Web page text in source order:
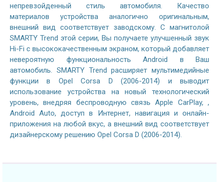
непревзойденный стиль автомобиля. Качество
материалов устройства аналогично оригинальным,
внешний вид соответствует заводскому. С магнитолой
SMARTY Trend этой серии, Вы получаете улучшенный звук
Hi-Fi с высококачественным экраном, который добавляет
невероятную функциональность Android в Ваш
автомобиль. SMARTY Trend расширяет мультимедийные
функции в Opel Corsa D (2006-2014) и выводит
использование устройства на новый технологический
уровень, внедряя беспроводную связь Apple CarPlay, ,
Android Auto, доступ в Интернет, навигация и онлайн-
приложения на любой вкус, а внешний вид соответствует
дизайнерскому решению Opel Corsa D (2006-2014).